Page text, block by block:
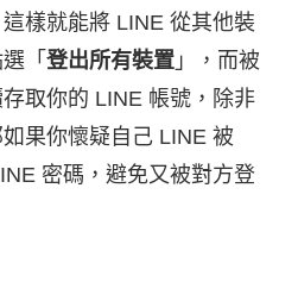
這樣就能將 LINE 從其他裝
「 登出所有裝置 」，而被
取你的 LINE 帳號，除非
果你懷疑自己 LINE 被
密碼，避免又被對方登